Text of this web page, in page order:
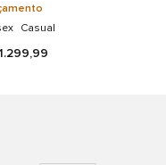
Casual
.299,99